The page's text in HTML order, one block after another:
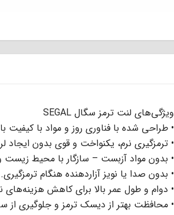
ویژگی‌های لنت ترمز سگال SEGAL
• طراحی شده با فناوری روز و مواد با کیفیت
• ترمزگیری نرم، یکنواخت و قوی بدون ایجاد
• بدون مواد آزبست – سازگار با محیط زیست
• بدون صدا یا نویز آزاردهنده هنگام ترمزگیری.
• دوام و طول عمر بالا برای کاهش
• محافظت بهتر از دیسک ترمز و جلوگیری